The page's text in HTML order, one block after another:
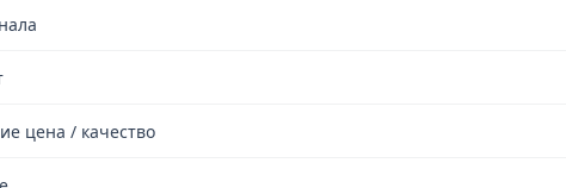
цена / качество